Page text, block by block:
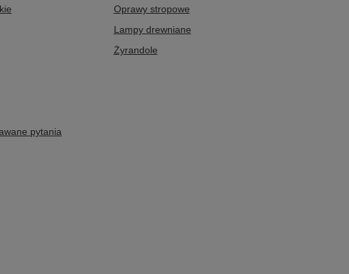
Oprawy stropowe
Lampy drewniane
Żyrandole
pytania